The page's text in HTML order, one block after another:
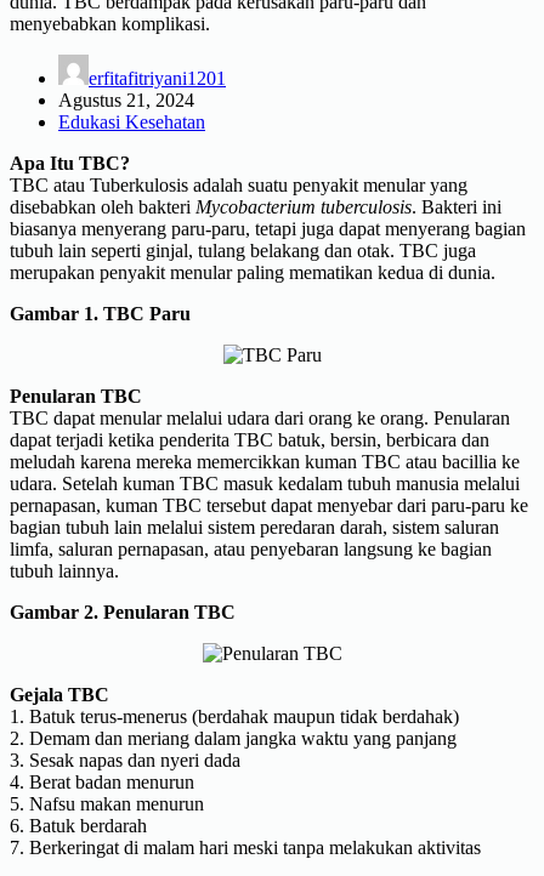
menyebabkan komplikasi.
erfitafitriyani1201
Agustus 21, 2024
Edukasi Kesehatan
Apa Itu TBC?
TBC atau Tuberkulosis adalah suatu penyakit menular yang
disebabkan oleh bakteri Mycobacterium tuberculosis. Bakteri ini
biasanya menyerang paru-paru, tetapi juga dapat menyerang bagian
tubuh lain seperti ginjal, tulang belakang dan otak. TBC juga
merupakan penyakit menular paling mematikan kedua di dunia.
Gambar 1. TBC Paru
Penularan TBC
TBC dapat menular melalui udara dari orang ke orang. Penularan
dapat terjadi ketika penderita TBC batuk, bersin, berbicara dan
meludah karena mereka memercikkan kuman TBC atau bacillia ke
udara. Setelah kuman TBC masuk kedalam tubuh manusia melalui
pernapasan, kuman TBC tersebut dapat menyebar dari paru-paru ke
bagian tubuh lain melalui sistem peredaran darah, sistem saluran
limfa, saluran pernapasan, atau penyebaran langsung ke bagian
tubuh lainnya.
Gambar 2. Penularan TBC
Gejala TBC
1. Batuk terus-menerus (berdahak maupun tidak berdahak)
2. Demam dan meriang dalam jangka waktu yang panjang
3. Sesak napas dan nyeri dada
4. Berat badan menurun
5. Nafsu makan menurun
6. Batuk berdarah
7. Berkeringat di malam hari meski tanpa melakukan aktivitas